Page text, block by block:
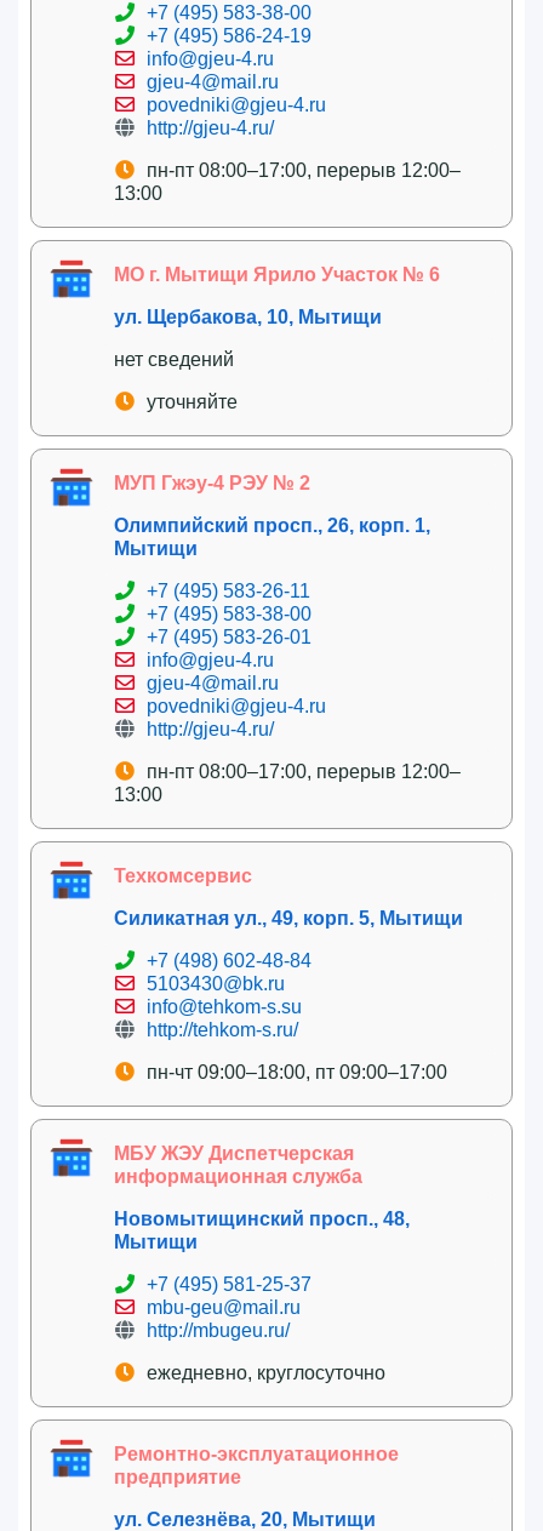
+7 (495) 583-38-00
+7 (495) 586-24-19
info@gjeu-4.ru
gjeu-4@mail.ru
povedniki@gjeu-4.ru
http://gjeu-4.ru/
пн-пт 08:00–17:00, перерыв 12:00–
13:00
МО г. Мытищи Ярило Участок № 6
ул. Щербакова, 10, Мытищи
нет сведений
уточняйте
МУП Гжэу-4 РЭУ № 2
Олимпийский просп., 26, корп. 1,
Мытищи
+7 (495) 583-26-11
+7 (495) 583-38-00
+7 (495) 583-26-01
info@gjeu-4.ru
gjeu-4@mail.ru
povedniki@gjeu-4.ru
http://gjeu-4.ru/
пн-пт 08:00–17:00, перерыв 12:00–
13:00
Техкомсервис
Силикатная ул., 49, корп. 5, Мытищи
+7 (498) 602-48-84
5103430@bk.ru
info@tehkom-s.su
http://tehkom-s.ru/
пн-чт 09:00–18:00, пт 09:00–17:00
МБУ ЖЭУ Диспетчерская
информационная служба
Новомытищинский просп., 48,
Мытищи
+7 (495) 581-25-37
mbu-geu@mail.ru
http://mbugeu.ru/
ежедневно, круглосуточно
Ремонтно-эксплуатационное
предприятие
ул. Селезнёва, 20, Мытищи